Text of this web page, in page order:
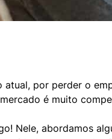
por perder o
é muito
Nele, abordamos